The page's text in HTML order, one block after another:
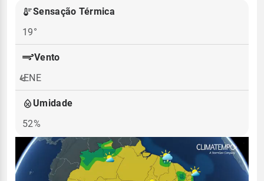
Sensação Térmica
19°
Vento
ENE
Umidade
52%